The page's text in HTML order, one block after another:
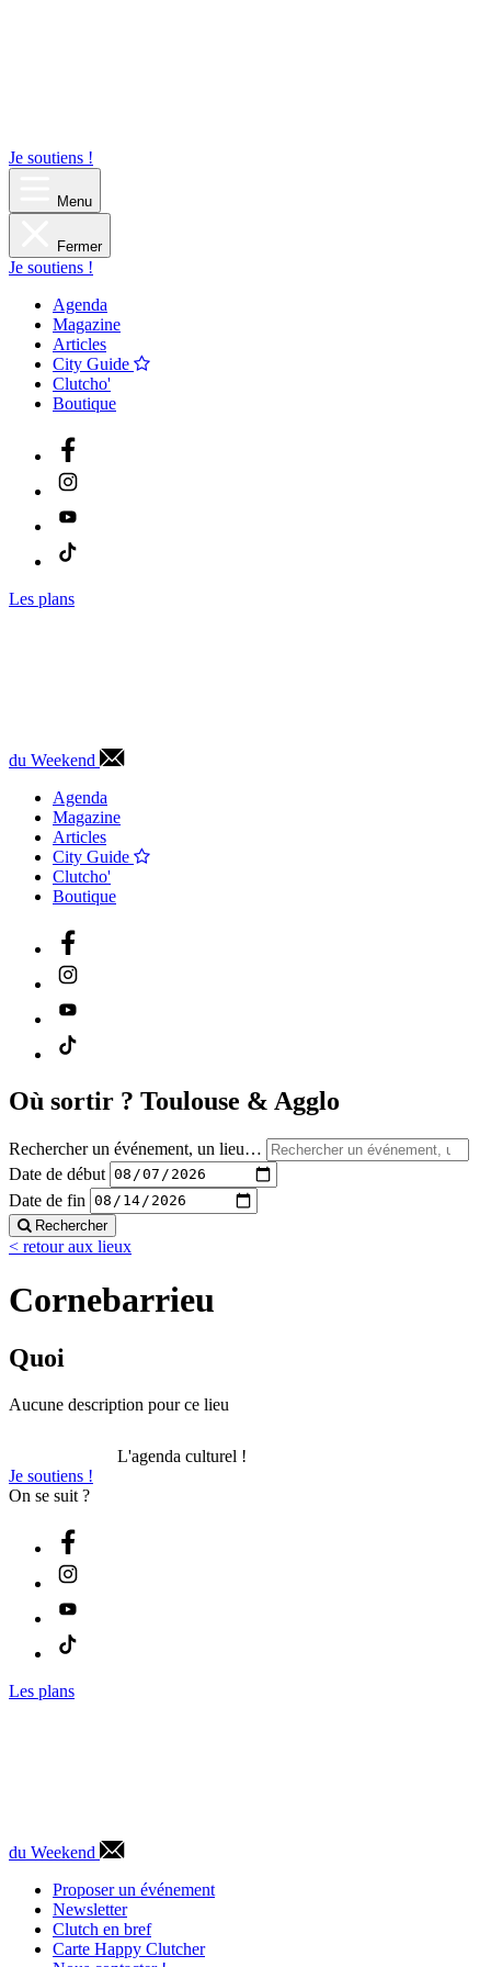
Je soutiens !
Menu
Fermer
Je soutiens !
Agenda
Magazine
Articles
City Guide
Clutcho'
Boutique
Les plans
du Weekend
Agenda
Magazine
Articles
City Guide
Clutcho'
Boutique
Où sortir ? Toulouse & Agglo
Rechercher un événement, un lieu…
Date de début
Date de fin
Rechercher
< retour aux lieux
Cornebarrieu
Quoi
Aucune description pour ce lieu
L'agenda culturel !
Je soutiens !
On se suit ?
Les plans
du Weekend
Proposer un événement
Newsletter
Clutch en bref
Carte Happy Clutcher